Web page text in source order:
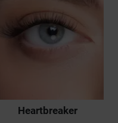
Heartbreaker